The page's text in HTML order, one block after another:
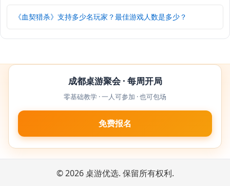
《血契猎杀》支持多少名玩家？最佳游戏人数是多少？
成都桌游聚会 · 每周开局
零基础教学 · 一人可参加 · 也可包场
免费报名
© 2026 桌游优选. 保留所有权利.